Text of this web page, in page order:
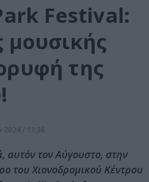
Festival:
μουσικής
της
2024 / 11:36
αυτόν τον Αύγουστο, στην
του Χιονοδρομικού Κέντρου